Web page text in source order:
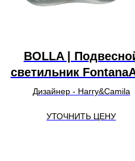
BOLLA |
светильник
Дизайнер - Harry&Camila
УТОЧНИТЬ ЦЕНУ